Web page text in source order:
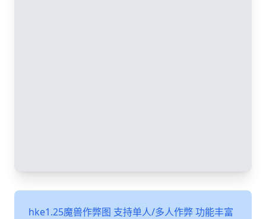
hke1.25魔兽作弊图 支持单人/多人作弊 功能丰富